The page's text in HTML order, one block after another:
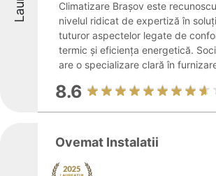
Climatizare Brașov este
nivelul ridicat de expertiză în
tuturor aspectelor legate de
termic și eficiența energetică.
are o specializare clară în
8.6
Ovemat Instalatii